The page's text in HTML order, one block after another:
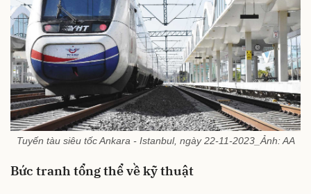
Tuyến tàu siêu tốc Ankara - Istanbul, ngày 22-11-2023_Ảnh: AA
Bức tranh tổng thể về kỹ thuật